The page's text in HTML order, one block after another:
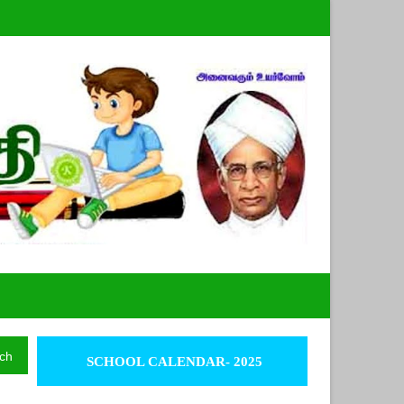
SCHOOL CALENDAR- 2025